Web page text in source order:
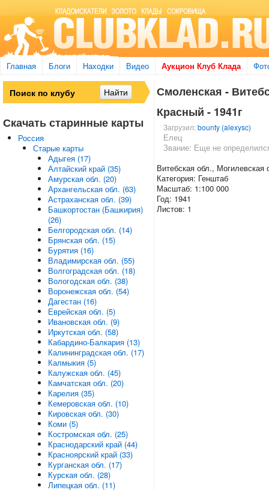
Главная Блоги Находки Видео Аукцион Клуб Клада
Смоленская -
Красный - 1941г
Загрузил:bounty (alexysc)
Елец
Звание: Еще не
Витебская обл.,
Категория: Генштаб
Масштаб: 1:100 000
Год: 1941
Листов: 1
Скачать старинные карты
Россия
Старые карты
Адыгея (17)
Алтайский край (35)
Амурская обл. (20)
Архангельская обл. (63)
Астраханская обл. (39)
Башкортостан (Башкирия)
(26)
Белгородская обл. (14)
Брянская обл. (15)
Бурятия (16)
Владимирская обл. (55)
Волгоградская обл. (18)
Вологодская обл. (38)
Воронежская обл. (54)
Дагестан (16)
Еврейская обл. (5)
Ивановская обл. (9)
Иркутская обл. (58)
Кабардино-Балкария (13)
Калининградская обл. (17)
Калмыкия (5)
Калужская обл. (45)
Камчатская обл. (20)
Карелия (35)
Кемеровская обл. (10)
Кировская обл. (30)
Коми (5)
Костромская обл. (25)
Краснодарский край (44)
Красноярский край (33)
Курганская обл. (17)
Курская обл. (28)
Липецкая обл. (11)